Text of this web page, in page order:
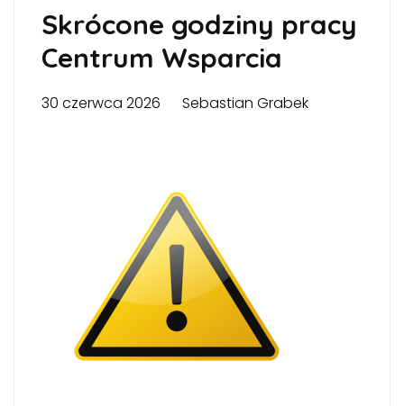
Skrócone godziny pracy
Centrum Wsparcia
30 czerwca 2026 Sebastian Grabek